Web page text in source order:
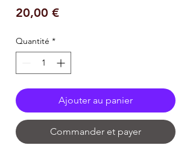
20,00 €Prix
Quantité *
Ajouter au panier
Commander et payer